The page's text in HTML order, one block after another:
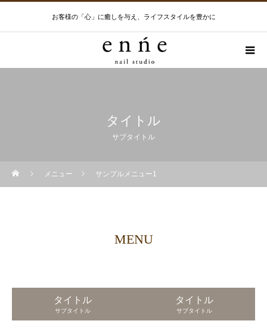
お客様の「心」に癒しを与え、ライフスタイルを豊かに
タイトル
サブタイトル
メニュー サンプルメニュー1
MENU
タイトル
サブタイトル
タイトル
サブタイトル